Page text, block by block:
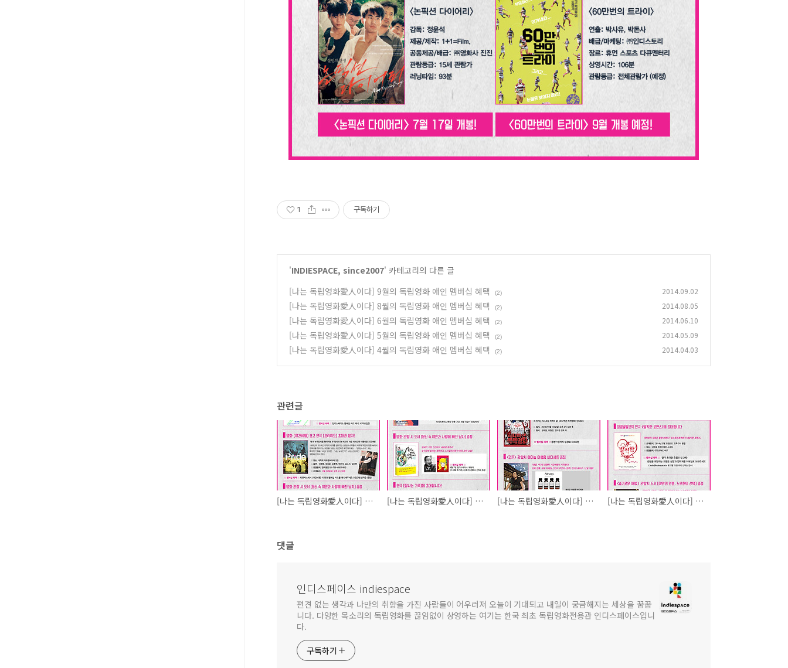
1 구독하기
'INDIESPACE, since2007' 카테고리의 다른 글
[나는 독립영화愛人이다] 9월의 독립영화 애인 멤버십 혜택
(2) 2014.09.02
[나는 독립영화愛人이다] 8월의 독립영화 애인 멤버십 혜택 (2) 2014.08.05
[나는 독립영화愛人이다] 6월의 독립영화 애인 멤버십 혜택 (2) 2014.06.10
[나는 독립영화愛人이다] 5월의 독립영화 애인 멤버십 혜택 (2) 2014.05.09
[나는 독립영화愛人이다] 4월의 독립영화 애인 멤버십 혜택 (2) 2014.04.03
관련글
[나는 독립영화愛人이다] 9월의 독립영화 애인 멤버십 혜택 [나는 독립영화愛人이다] 8월의 독립영화 애인 멤버십 혜택 [나는 독립영화愛人이다] 6월의 독립영화 애인 멤버십 혜택 [나는 독립영화愛人이다] 5월의 독립영화 애인 멤버십 혜택
댓글
인디스페이스 indiespace
편견 없는 생각과 나만의 취향을 가진 사람들이 어우러져 오늘이 기대되고 내일이 궁금해지는 세상을 꿈꿉
니다. 다양한 목소리의 독립영화를 끊임없이 상영하는 여기는 한국 최초 독립영화전용관 인디스페이스입니
다.
구독하기